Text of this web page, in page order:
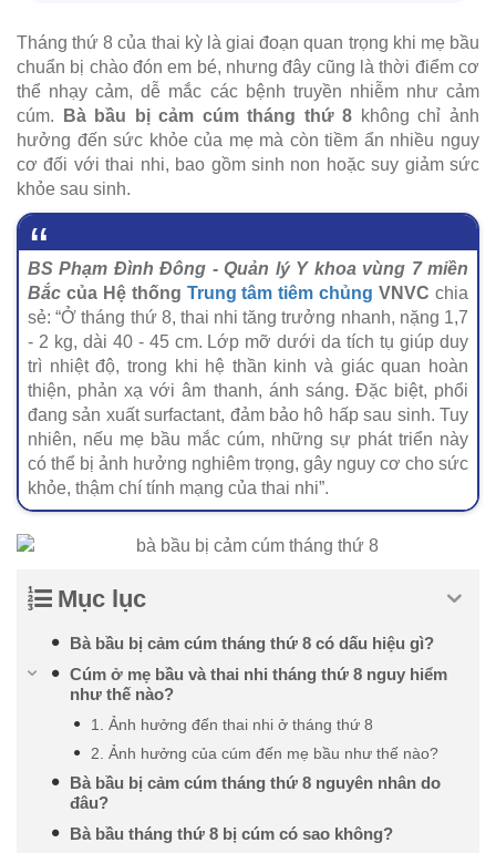
Tháng thứ 8 của thai kỳ là giai đoạn quan trọng khi mẹ bầu
chuẩn bị chào đón em bé, nhưng đây cũng là thời điểm cơ
thể nhạy cảm, dễ mắc các bệnh truyền nhiễm như cảm
cúm.
Bà bầu bị cảm cúm tháng thứ 8 không chỉ ảnh
hưởng đến sức khỏe của mẹ mà còn tiềm ẩn nhiều nguy
cơ đối với thai nhi, bao gồm sinh non hoặc suy giảm sức
khỏe sau sinh.
BS Phạm Đình Đông - Quản lý Y khoa vùng 7 miền
Bắc của Hệ thống Trung tâm tiêm chủng VNVC chia
sẻ: “Ở tháng thứ 8, thai nhi tăng trưởng nhanh, nặng 1,7
- 2 kg, dài 40 - 45 cm. Lớp mỡ dưới da tích tụ giúp duy
trì nhiệt độ, trong khi hệ thần kinh và giác quan hoàn
thiện, phản xạ với âm thanh, ánh sáng. Đặc biệt, phổi
đang sản xuất surfactant, đảm bảo hô hấp sau sinh. Tuy
nhiên, nếu mẹ bầu mắc cúm, những sự phát triển này
có thể bị ảnh hưởng nghiêm trọng, gây nguy cơ cho sức
khỏe, thậm chí tính mạng của thai nhi”.
Mục lục
Bà bầu bị cảm cúm tháng thứ 8 có dấu hiệu gì?
Cúm ở mẹ bầu và thai nhi tháng thứ 8 nguy hiểm
như thế nào?
1. Ảnh hưởng đến thai nhi ở tháng thứ 8
2. Ảnh hưởng của cúm đến mẹ bầu như thế nào?
Bà bầu bị cảm cúm tháng thứ 8 nguyên nhân do
đâu?
Bà bầu tháng thứ 8 bị cúm có sao không?